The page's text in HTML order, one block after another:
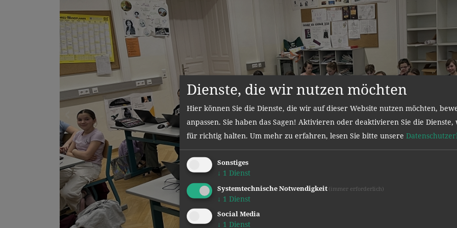
Dienste, die wir nutzen möchten
Hier können Sie die Dienste, die wir auf dieser Website nutzen möchten,
anpassen. Sie haben das Sagen! Aktivieren oder deaktivieren Sie die Dienste,
für richtig halten. Um mehr zu erfahren, lesen Sie bitte unsere
Sonstiges
↓ 1 Dienst
Systemtechnische Notwendigkeit (immer erforderlich)
↓ 1 Dienst
Social Media
↓ 1 Dienst